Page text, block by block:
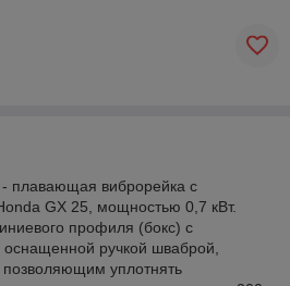
- плавающая виброрейка с
GX 25, мощностью 0,7 кВт.
профиля (бокс) с
ручкой шваброй,
уплотнять